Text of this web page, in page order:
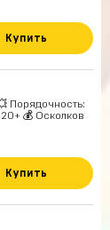
Купить
Порядочность:
💰 Осколков
Купить